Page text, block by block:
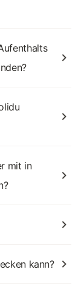
mit in
kann?